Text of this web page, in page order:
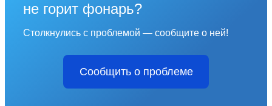
не горит фонарь?
Столкнулись с проблемой — сообщите о ней!
Сообщить о проблеме